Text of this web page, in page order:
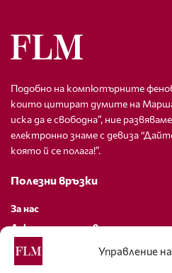
Управление
Подобно на компютърните
които цитират думите на
иска да е свободна”, ние
електронно знаме с девиза
която й се полага!”.
Полезни връзки
За нас
Декларация за поверителност
Политика за бисквитки